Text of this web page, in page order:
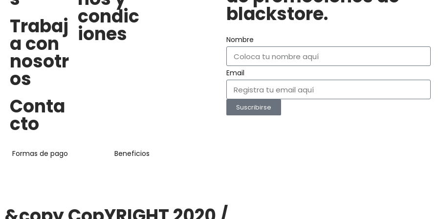
Trabaj
a con
nosotr
os
Conta
cto
condic
iones
Formas de pago Beneficios
blackstore.
Nombre
Email
Suscribirse